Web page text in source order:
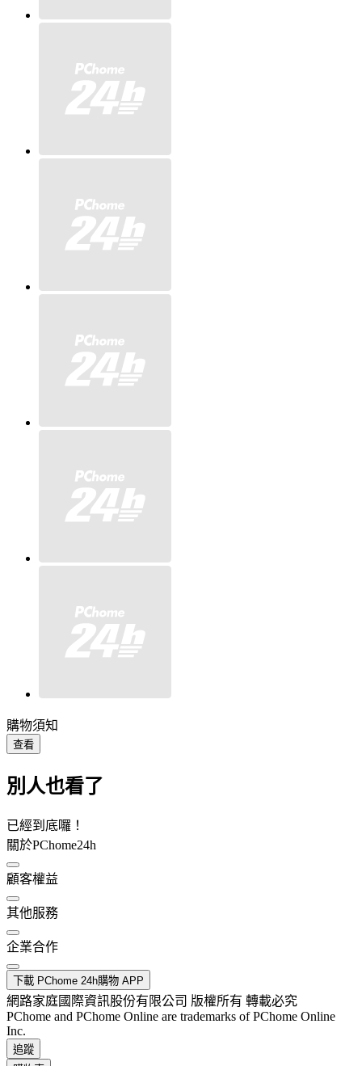
購物須知
查看
別人也看了
已經到底囉！
關於PChome24h
顧客權益
其他服務
企業合作
下載 PChome 24h購物 APP
網路家庭國際資訊股份有限公司 版權所有 轉載必究
PChome and PChome Online are trademarks of PChome Online
Inc.
追蹤